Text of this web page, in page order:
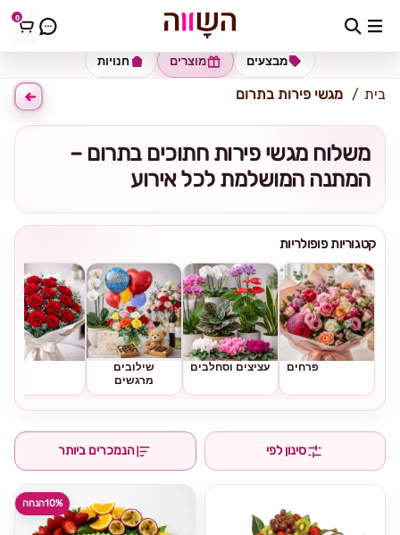
0 כתובת למשלוח הזינו כתובת
חנויות מוצרים מבצעים
בית מגשי פירות בתרום
משלוח מגשי פירות חתוכים בתרום –
המתנה המושלמת לכל אירוע
קטגוריות פופולריות
פרחים עציצים וסחלבים
שילובים
מרגשים
סינון לפי הנמכרים ביותר
10%הנחה